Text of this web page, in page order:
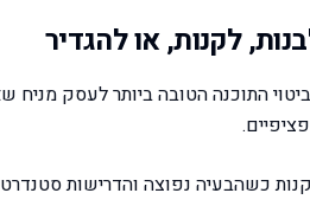
לקנות, או להגדיר
התוכנה הטובה ביותר לעסק
כשהבעיה נפוצה והדרישות